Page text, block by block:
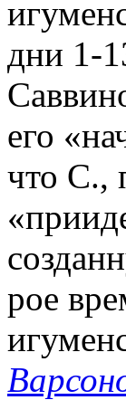
дни 1-
его
что С.,
рое